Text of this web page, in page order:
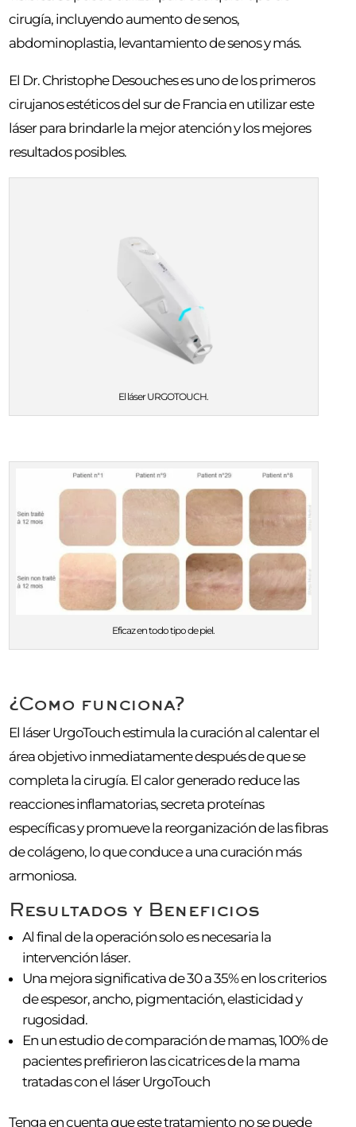
cirugía, incluyendo aumento de senos,
abdominoplastia, levantamiento de senos y más.
El Dr. Christophe Desouches es uno de los primeros
cirujanos estéticos del sur de Francia en utilizar este
láser para brindarle la mejor atención y los mejores
resultados posibles.
El láser URGOTOUCH.
Eficaz en todo tipo de piel.
¿Como funciona?
El láser UrgoTouch estimula la curación al calentar el
área objetivo inmediatamente después de que se
completa la cirugía. El calor generado reduce las
reacciones inflamatorias, secreta proteínas
específicas y promueve la reorganización de las fibras
de colágeno, lo que conduce a una curación más
armoniosa.
Resultados y Beneficios
Al final de la operación solo es necesaria la
intervención láser.
Una mejora significativa de 30 a 35% en los criterios
de espesor, ancho, pigmentación, elasticidad y
rugosidad.
En un estudio de comparación de mamas, 100% de
pacientes prefirieron las cicatrices de la mama
tratadas con el láser UrgoTouch
Tenga en cuenta que este tratamiento no se puede